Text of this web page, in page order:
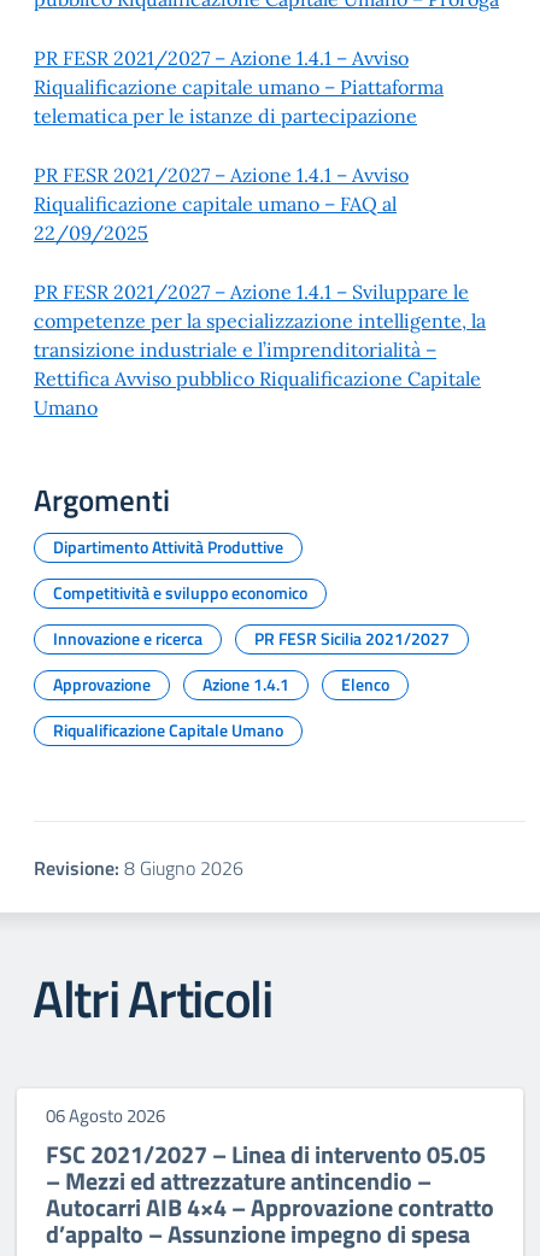
PR FESR 2021/2027 – Azione 1.4.1 – Avviso
Riqualificazione capitale umano – Piattaforma
telematica per le istanze di partecipazione
PR FESR 2021/2027 – Azione 1.4.1 – Avviso
Riqualificazione capitale umano – FAQ al
22/09/2025
PR FESR 2021/2027 – Azione 1.4.1 – Sviluppare le
competenze per la specializzazione intelligente, la
transizione industriale e l’imprenditorialità –
Rettifica Avviso pubblico Riqualificazione Capitale
Umano
Argomenti
Dipartimento Attività Produttive
Competitività e sviluppo economico
Innovazione e ricerca
PR FESR Sicilia 2021/2027
Approvazione
Azione 1.4.1
Elenco
Riqualificazione Capitale Umano
Revisione: 8 Giugno 2026
Altri Articoli
06 Agosto 2026
FSC 2021/2027 – Linea di intervento 05.05
– Mezzi ed attrezzature antincendio –
Autocarri AIB 4×4 – Approvazione contratto
d’appalto – Assunzione impegno di spesa